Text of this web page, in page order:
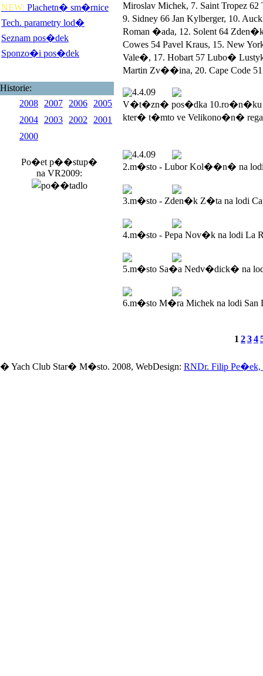
NEW: Plachetn� sm�rnice
Tech. parametry lod�
Seznam pos�dek
Sponzo�i pos�dek
Historie:
2008
2007 2006
2005
2004
2003 2002
2001
2000
Po�et p��stup�
na VR2009:
Miroslav Michek, 7. Saint Tropez
9. Sidney 66 Jan Kylberger, 10.
Roman �ada, 12. Solent 64
Cowes 54 Pavel Kraus, 15. New
Vale�, 17. Hobart 57 Lubo�
Martin Zv��ina, 20. Cape Code 51
4.4.09
V�t�zn� pos�dka 10.ro�n�ku
kter� t�mto ve Velikono�n�
4.4.09
2.m�sto - Lubor Kol��n� na
3.m�sto - Zden�k Z�ta na lodi
4.m�sto - Pepa Nov�k na lodi La
5.m�sto Sa�a Nedv�dick� na
6.m�sto M�ra Michek na lodi San
1 234
� Yach Club Star� M�sto. 2008, WebDesign: RNDr. Filip Pe�ek,